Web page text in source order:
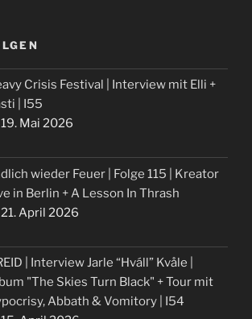
Crisis Festival | Interview mit Elli +
| I55
19. Mai 2026
wieder Feuer | Folge 115 | Kreator
in Berlin + A Lesson In Thrash
21. April 2026
| Interview Jarle “Hváll” Kvåle |
"The Skies Turn Black" + Tour mit
Abbath & Vomitory | I54